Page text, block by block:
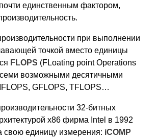
единственным фактором,
при выполнении
точкой вместо единицы
FLOPS (FLoating point Operations
возможными десятичными
GFLOPS, TFLOPS…
32-битных
х86 фирма Intel в 1992
свою единицу измерения: iCOMP